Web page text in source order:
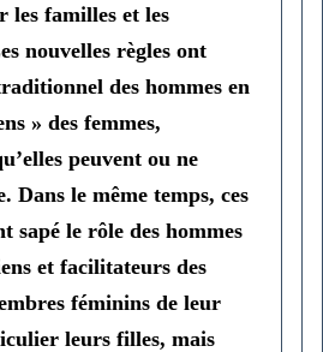
les familles et les
nouvelles règles ont
des hommes en
» des femmes,
peuvent ou ne
Dans le même temps, ces
sapé le rôle des hommes
et facilitateurs des
féminins de leur
leurs filles, mais